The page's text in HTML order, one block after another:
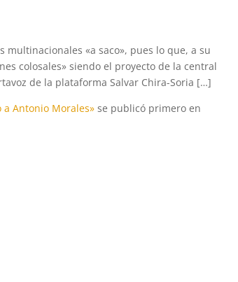
«a saco», pues lo que, a su
colosales» siendo el proyecto de la central
de la plataforma Salvar Chira-Soria […]
a Antonio Morales» se publicó primero en